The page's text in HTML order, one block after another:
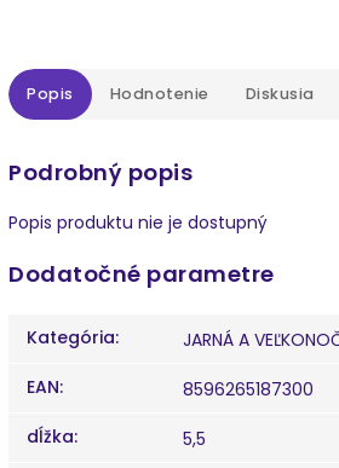
Popis Hodnotenie Diskusia
Podrobný popis
Popis produktu nie je dostupný
Dodatočné parametre
Kategória:
JARNÁ A
EAN:
8596265187300
dĺžka:
5,5